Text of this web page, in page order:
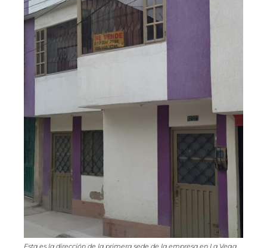
Esta es la dirección de la primera sede de la empresa en La Vega,